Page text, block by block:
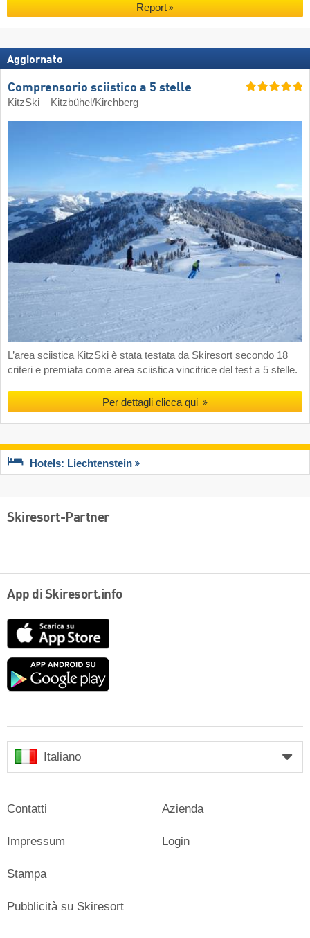
Report
Aggiornato
Comprensorio sciistico a 5 stelle
KitzSki – Kitzbühel/​Kirchberg
L’area sciistica KitzSki è stata testata da Skiresort secondo 18
criteri e premiata come area sciistica vincitrice del test a 5 stelle.
Per dettagli clicca qui
Hotels: Liechtenstein
Skiresort-Partner
App di Skiresort.info
Google
Italiano
Contatti
Impressum
Stampa
Azienda
Login
Pubblicità su Skiresort